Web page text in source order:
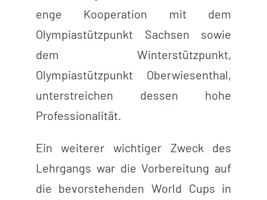
enge Kooperation mit dem
Olympiastützpunkt Sachsen sowie
dem Winterstützpunkt,
Olympiastützpunkt Oberwiesenthal,
unterstreichen dessen hohe
Professionalität.
Ein weiterer wichtiger Zweck des
Lehrgangs war die Vorbereitung auf
die bevorstehenden World Cups in